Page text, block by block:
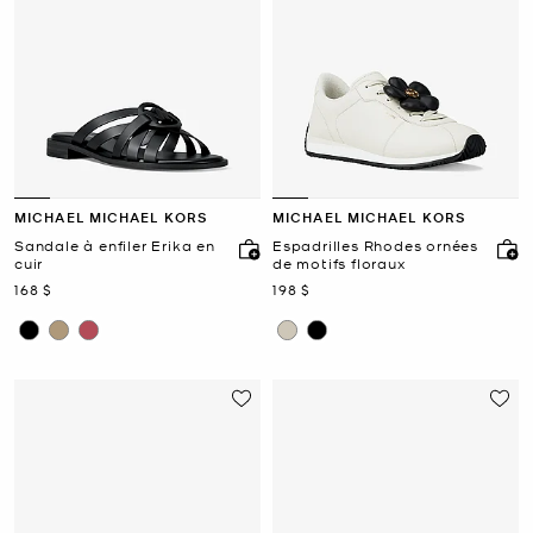
MICHAEL MICHAEL KORS
Sandale à enfiler Erika en
cuir
maintenant
168 $
MICHAEL MICHAEL KORS
Espadrilles Rhodes ornées
de motifs floraux
maintenant
198 $